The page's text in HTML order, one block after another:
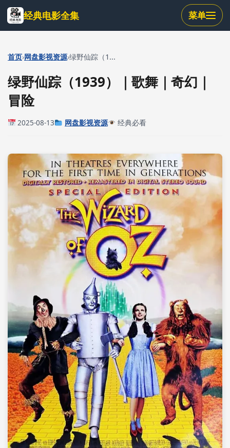
跳
到
主
内
经典电影全集 菜单
首页›网盘影视资源›绿野仙踪（1...
绿野仙踪（1939）｜歌舞｜奇幻｜
冒险
2025-08-13 网盘影视资源 经典必看